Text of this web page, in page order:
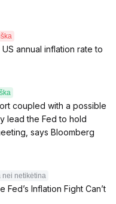
annual inflation rate to
coupled with a possible
lead the Fed to hold
says Bloomberg
nei netikėtina
Inflation Fight Can’t